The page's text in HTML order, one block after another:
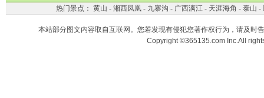
热门景点： 黄山 - 湘西凤凰- 九寨沟 - 广西漓江- 天涯海角 - 泰山 -
本站部分图文内容取自互联网。您若发现有侵犯您著作权行为，请及时
Copyright ©365135.com Inc.All